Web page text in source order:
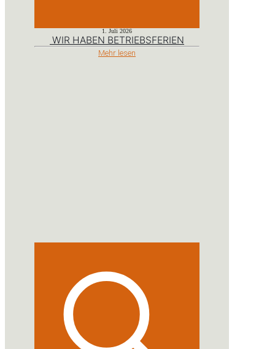
1. Juli 2026
WIR HABEN BETRIEBSFERIEN
Mehr lesen